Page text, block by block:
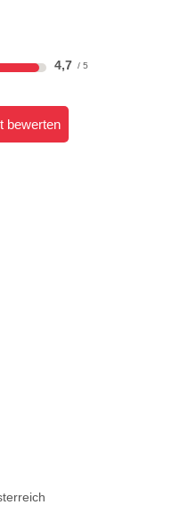
4,7
bewerten